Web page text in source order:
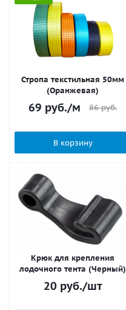
Стропа текстильная 50мм
(Оранжевая)
69 руб./м 86руб.
В корзину
Крюк для крепления
лодочного тента (Черный)
20 руб./шт